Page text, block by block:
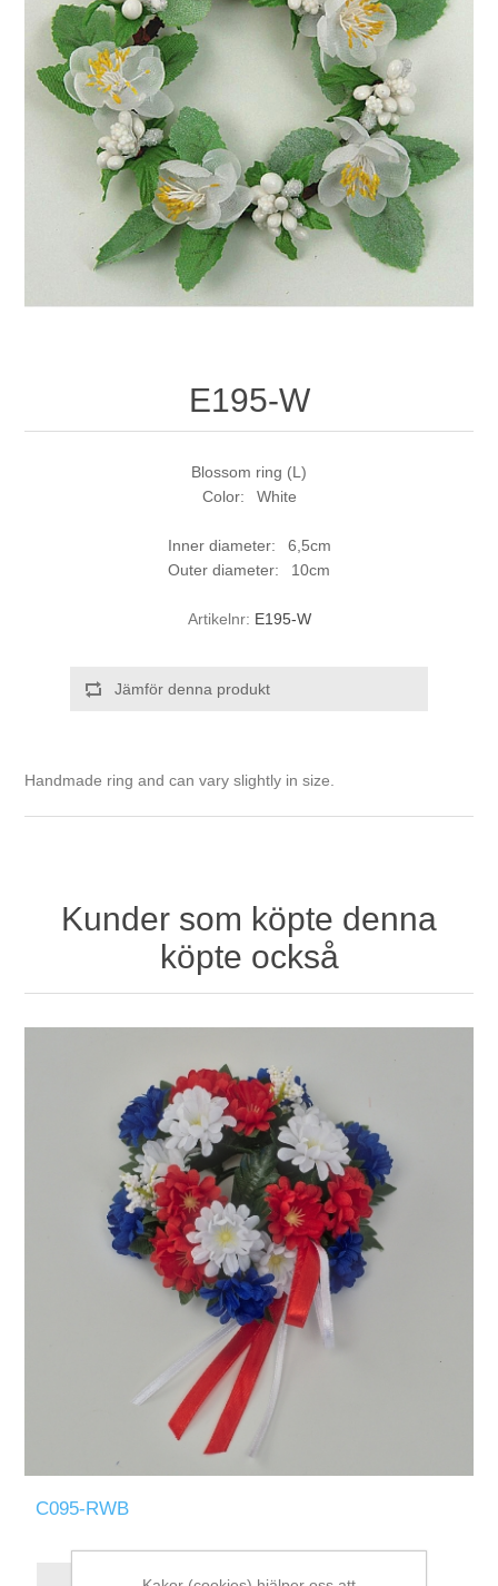
E195-W
Blossom ring (L)
Color: White
Inner diameter: 6,5cm
Outer diameter: 10cm
Artikelnr: E195-W
Jämför denna produkt
Handmade ring and can vary slightly in size.
Kunder som köpte denna
köpte också
C095-RWB